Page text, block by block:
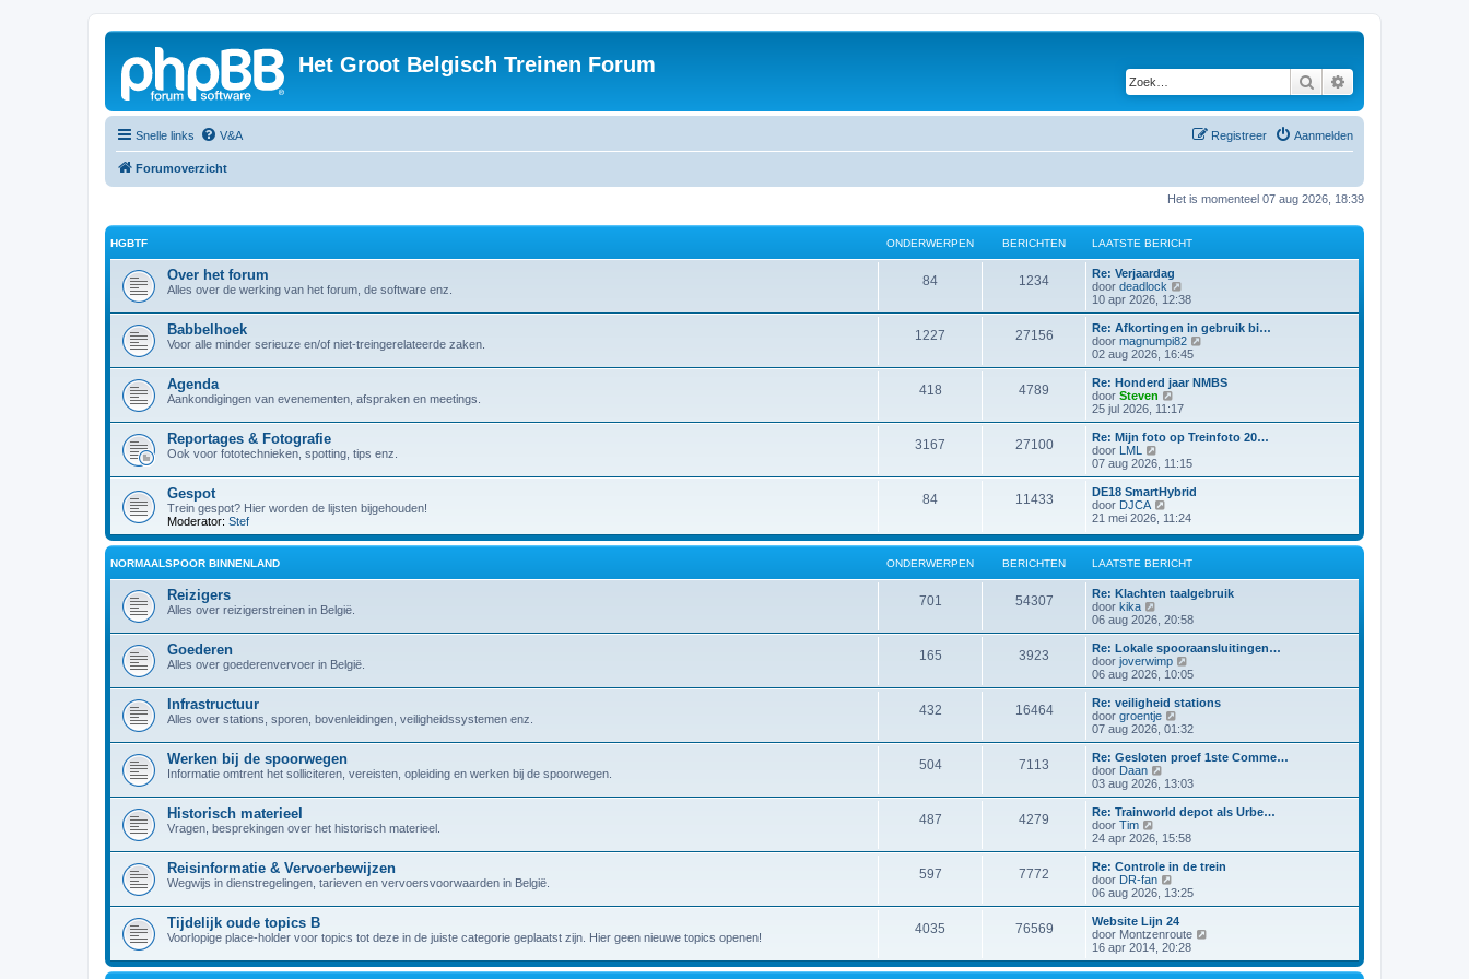
Het Groot Belgisch Treinen Forum
Zoek
Snelle links V&A Aanmelden
Registreer
Forumoverzicht
Het is momenteel 07 aug 2026, 18:39
HGBTF ONDERWERPEN BERICHTEN LAATSTE BERICHT
Over het forum
Alles over de werking van het forum, de software enz.
84 1234
Re: Verjaardag
door deadlock
e
k
j
k
a
t
e
e
r
i
h
t
10 apr 2026, 12:38
Babbelhoek
Voor alle minder serieuze en/of niet-treingerelateerde zaken.
1227 27156
Re: Afkortingen in gebruik bi…
door magnumpi82
k
i
a
a
r
i
t
02 aug 2026, 16:45
Agenda
Aankondigingen van evenementen, afspraken en meetings.
418 4789
Re: Honderd jaar NMBS
door Steven
e
k
i
k
a
a
s
t
e
b
e
r
c
h
t
25 jul 2026, 11:17
Reportages & Fotografie
Ook voor fototechnieken, spotting, tips enz.
3167 27100
Re: Mijn foto op Treinfoto 20…
door LML
k
i
j
k
l
a
t
s
t
b
e
r
i
h
t
07 aug 2026, 11:15
Gespot
Trein gespot? Hier worden de lijsten bijgehouden!
Moderator: Stef
84 11433
DE18 SmartHybrid
door DJCA
e
i
k
l
a
t
s
t
e
b
e
r
i
c
h
21 mei 2026, 11:24
NORMAALSPOOR BINNENLAND ONDERWERPEN BERICHTEN LAATSTE BERICHT
Reizigers
Alles over reizigerstreinen in België.
701 54307
Re: Klachten taalgebruik
door kika
e
k
i
j
k
l
a
a
t
s
e
b
e
r
i
h
t
06 aug 2026, 20:58
Goederen
Alles over goederenvervoer in België.
165 3923
Re: Lokale spooraansluitingen…
door joverwimp
e
k
i
k
a
t
s
e
e
r
i
h
t
06 aug 2026, 10:05
Infrastructuur
Alles over stations, sporen, bovenleidingen, veiligheidssystemen enz.
432 16464
Re: veiligheid stations
door groentje
e
k
i
k
a
a
t
s
e
e
r
i
c
h
t
07 aug 2026, 01:32
Werken bij de spoorwegen
Informatie omtrent het solliciteren, vereisten, opleiding en werken bij de spoorwegen.
504 7113
Re: Gesloten proef 1ste Comme…
door Daan
e
k
i
k
a
a
t
s
e
b
e
r
03 aug 2026, 13:03
Historisch materieel
Vragen, besprekingen over het historisch materieel.
487 4279
Re: Trainworld depot als Urbe…
door Tim
e
k
i
j
k
a
a
t
s
t
24 apr 2026, 15:58
Reisinformatie & Vervoerbewijzen
Wegwijs in dienstregelingen, tarieven en vervoersvoorwaarden in België.
597 7772
Re: Controle in de trein
door DR-fan
e
k
i
j
k
a
06 aug 2026, 13:25
Tijdelijk oude topics B
Voorlopige place-holder voor topics tot deze in de juiste categorie geplaatst zijn. Hier geen nieuwe topics openen!
4035 76569
Website Lijn 24
door Montzenroute
k
i
16 apr 2014, 20:28